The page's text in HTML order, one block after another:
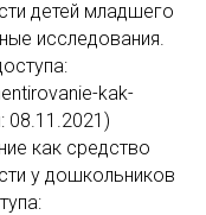
детей младшего
исследования.
kak-
08.11.2021)
как средство
у дошкольников